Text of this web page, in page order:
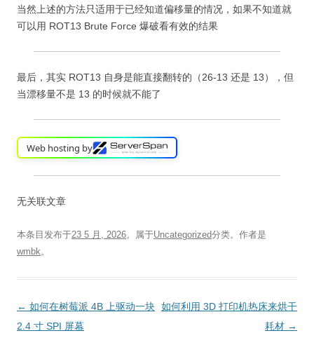
当然上述的方法只适用于已经知道偏移量的情况，如果不知道就
可以用 ROT13 Brute Force 爆破看有效的结果
最后，其实 ROT13 自身是能直接翻转的（26-13 还是 13），但
当漂移量不是 13 的时候就不能了
Web hosting by
无关联文章
本条目发布于23 5 月, 2026。属于Uncategorized分类。 作者是
wmbk。
文
章
← 如何在树莓派 4B 上驱动一块
2.4 寸 SPI 屏幕
如何利用 3D 打印机热床来烘干
耗材 →